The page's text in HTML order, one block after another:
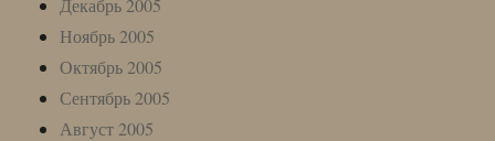
Декабрь 2005
Ноябрь 2005
Октябрь 2005
Сентябрь 2005
Август 2005